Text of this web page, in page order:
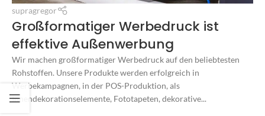
supragregor
Großformatiger Werbedruck ist
effektive Außenwerbung
Wir machen großformatiger Werbedruck auf den beliebtesten
Rohstoffen. Unsere Produkte werden erfolgreich in
Werbekampagnen, in der POS-Produktion, als
Innendekorationselemente, Fototapeten, dekorative...